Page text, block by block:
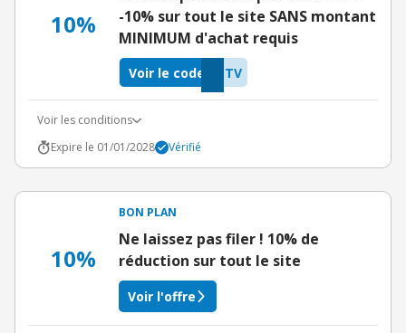
10%
-10% sur tout le site SANS montant
MINIMUM d'achat requis
NTV
Voir le code
Voir les conditions
Expire le 01/01/2028
Vérifié
10%
BON PLAN
Ne laissez pas filer ! 10% de
réduction sur tout le site
Voir l'offre